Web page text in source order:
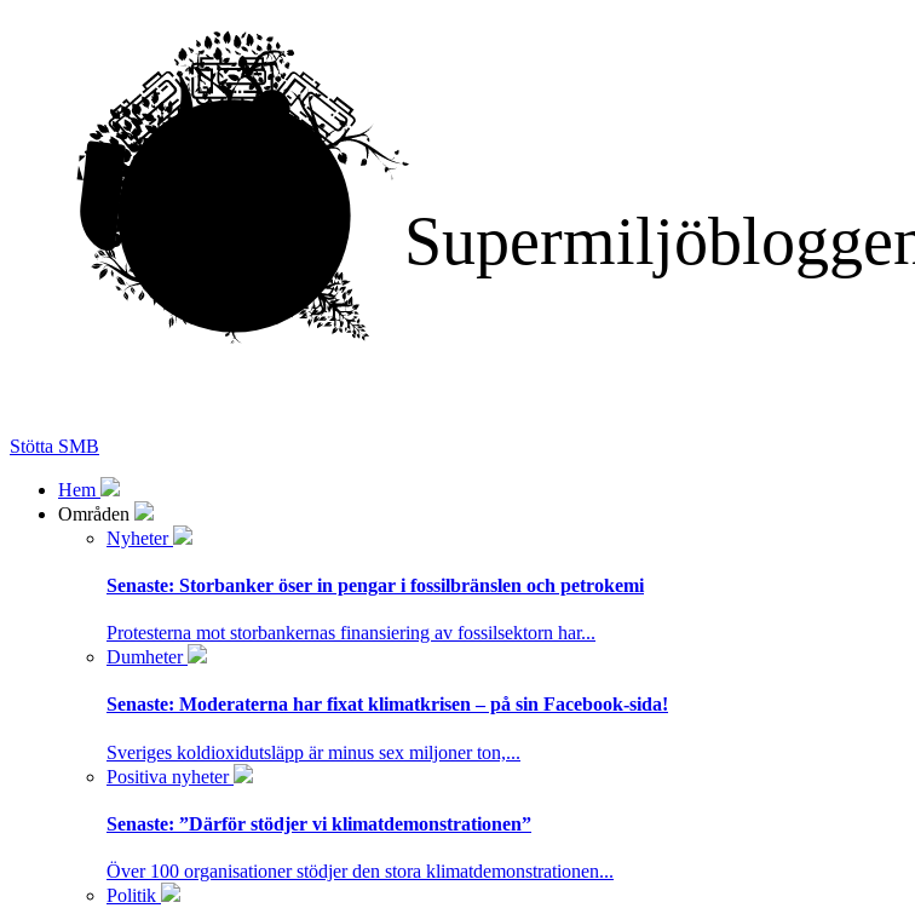
Stötta SMB
Hem
Områden
Nyheter
Senaste: Storbanker öser in pengar i fossilbränslen och petrokemi
Protesterna mot storbankernas finansiering av fossilsektorn har...
Dumheter
Senaste: Moderaterna har fixat klimatkrisen – på sin Facebook-sida!
Sveriges koldioxidutsläpp är minus sex miljoner ton,...
Positiva nyheter
Senaste: ”Därför stödjer vi klimatdemonstrationen”
Över 100 organisationer stödjer den stora klimatdemonstrationen...
Politik